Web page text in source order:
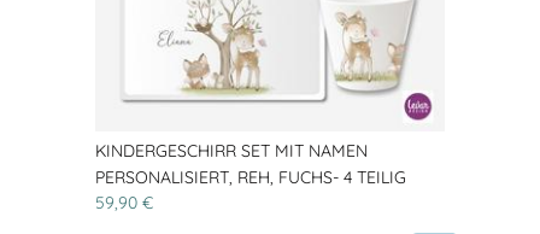
KINDERGESCHIRR SET MIT NAMEN
PERSONALISIERT, REH, FUCHS- 4 TEILIG
59,90 €